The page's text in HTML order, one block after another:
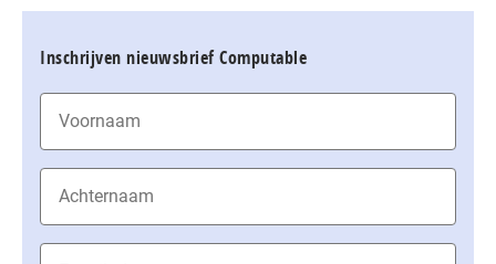
Inschrijven nieuwsbrief Computable